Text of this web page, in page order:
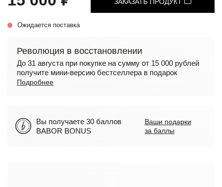
Ожидается поставка
Революция в восстановлении
До 31 августа при покупке на сумму от 15 000 рублей
получите мини-версию бестселлера в подарок
Подробнее
Вы получаете 30 баллов
BABOR BONUS
Ваши подарки
за баллы